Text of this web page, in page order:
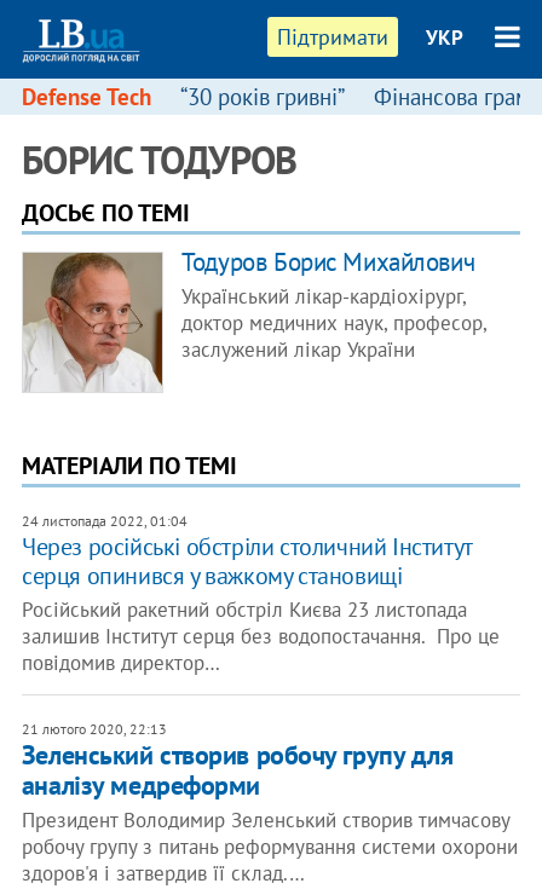
Підтримати УКР
Defense Tech “30 років гривні” Фінансова
БОРИС ТОДУРОВ
ДОСЬЄ ПО ТЕМІ
Тодуров Борис Михайлович
Український лікар-кардіохірург,
доктор медичних наук, професор,
заслужений лікар України
МАТЕРІАЛИ ПО ТЕМІ
24 листопада 2022, 01:04
Через російські обстріли столичний Інститут
серця опинився у важкому становищі
Російський ракетний обстріл Києва 23 листопада
залишив Інститут серця без водопостачання. Про це
повідомив директор…
21 лютого 2020, 22:13
Зеленський створив робочу групу для
аналізу медреформи
Президент Володимир Зеленський створив тимчасову
робочу групу з питань реформування системи охорони
здоров'я і затвердив її склад.…